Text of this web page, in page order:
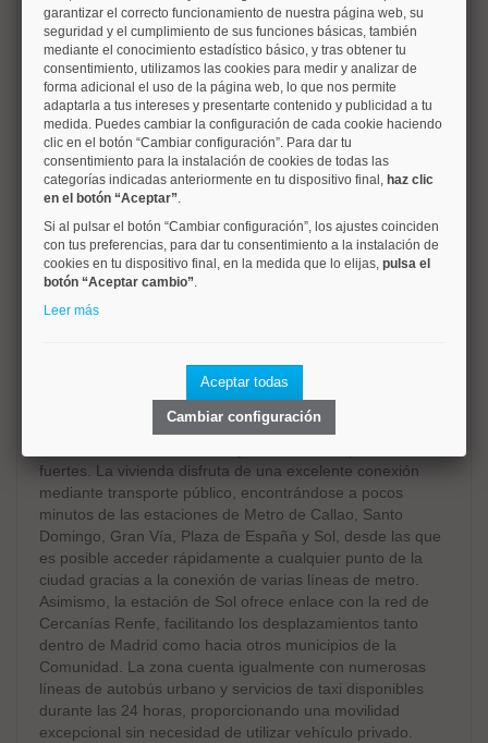
las zonas con mayor proyección de Madrid como para
inversores que deseen adquirir un inmueble en un enclave
con una elevada demanda y un gran potencial de
rentabilidad.
Uno de los grandes atractivos de la vivienda es, sin duda,
su excepcional ubicación. A escasos metros de la Gran
Vía, Callao, la Plaza de España, la Puerta del Sol y la Plaza
Mayor, permite disfrutar caminando de algunos de los
lugares más emblemáticos de la ciudad. Vivir aquí significa
tener al alcance una oferta inigualable de restaurantes,
cafeterías, teatros, cines, hoteles, galerías de arte,
gimnasios, supermercados, farmacias, centros médicos,
tradicionales como de las principales firmas nacionales e
actividad cultural y gastronómica durante todo el año,
convirtiendo la zona en una de las más dinámicas y
atractivas de Madrid.
fuertes. La vivienda disfruta de una excelente conexión
mediante transporte público, encontrándose a pocos
minutos de las estaciones de Metro de Callao, Santo
Domingo, Gran Vía, Plaza de España y Sol, desde las que
es posible acceder rápidamente a cualquier punto de la
ciudad gracias a la conexión de varias líneas de metro.
Asimismo, la estación de Sol ofrece enlace con la red de
Cercanías Renfe, facilitando los desplazamientos tanto
dentro de Madrid como hacia otros municipios de la
Comunidad. La zona cuenta igualmente con numerosas
líneas de autobús urbano y servicios de taxi disponibles
durante las 24 horas, proporcionando una movilidad
excepcional sin necesidad de utilizar vehículo privado.
garantizar el correcto funcionamiento de nuestra página web, su
seguridad y el cumplimiento de sus funciones básicas, también
mediante el conocimiento estadístico básico, y tras obtener tu
consentimiento, utilizamos las cookies para medir y analizar de
forma adicional el uso de la página web, lo que nos permite
adaptarla a tus intereses y presentarte contenido y publicidad a tu
medida. Puedes cambiar la configuración de cada cookie haciendo
clic en el botón “Cambiar configuración”. Para dar tu
consentimiento para la instalación de cookies de todas las
categorías indicadas anteriormente en tu dispositivo final, haz clic
en el botón “Aceptar”.
Si al pulsar el botón “Cambiar configuración”, los ajustes coinciden
con tus preferencias, para dar tu consentimiento a la instalación de
cookies en tu dispositivo final, en la medida que lo elijas, pulsa el
botón “Aceptar cambio”.
Leer más
Aceptar todas
Cambiar configuración